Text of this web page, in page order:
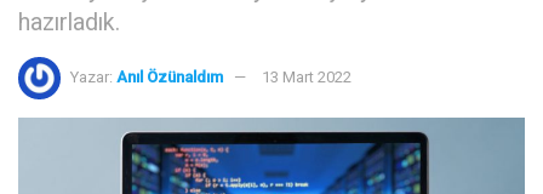
hazırladık.
Yazar: Anıl Özünaldım 13 Mart 2022